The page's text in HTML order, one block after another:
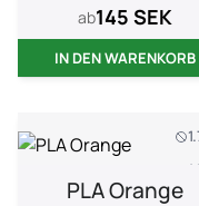
ab145 SEK
IN DEN WARENKORB
1
PLA Orange